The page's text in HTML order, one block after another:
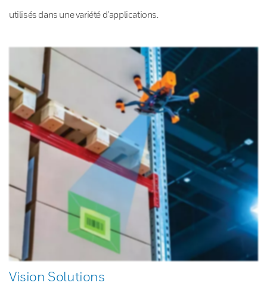
utilisés dans une variété d’applications.
Vision Solutions